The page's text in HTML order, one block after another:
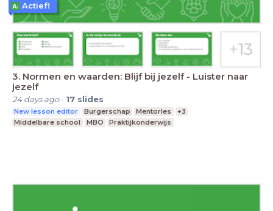
3. Normen en waarden: Blijf bij jezelf - Luister naar
jezelf
24 days ago- 17 slides
New lesson editor Burgerschap Mentorles
+3
Middelbare school
MBO Praktijkonderwijs
Actief!